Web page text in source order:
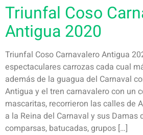
Triunfal Coso
Antigua 2020
Triunfal Coso Carnavalero Antigua
espectaculares carrozas cada cual
además de la guagua del Carnaval
Antigua y el tren carnavalero con un
mascaritas, recorrieron las calles de
a la Reina del Carnaval y sus Damas
comparsas, batucadas, grupos […]